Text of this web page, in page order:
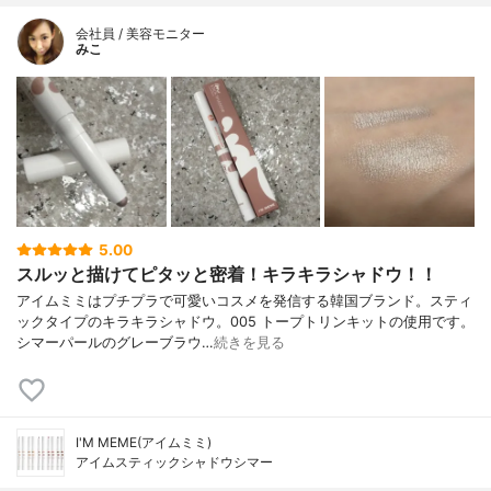
会社員 / 美容モニター
みこ
5.00
スルッと描けてピタッと密着！キラキラシャドウ！！
アイムミミはプチプラで可愛いコスメを発信する韓国ブランド。スティ
ックタイプのキラキラシャドウ。005 トープトリンキットの使用です。
シマーパールのグレーブラウ…続きを見る
I'M MEME(アイムミミ)
アイムスティックシャドウシマー